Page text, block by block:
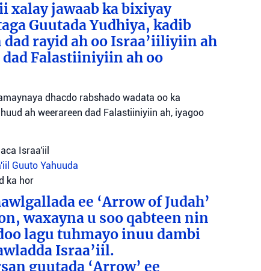
xalay jawaab ka bixiyay
Guutada Yudhiya, kadib
rayid ah oo Israa’iiliyiin ah
dad Falastiiniyiin ah oo
dhacdo rabshado wadata oo ka
ah weerareen dad Falastiiniyiin ah, iyagoo
Israa'iil
Guuto Yahuuda
ka hor
ee ‘Arrow of Judah’
waxayna u soo qabteen nin
lagu tuhmayo inuu dambi
Israa’iil.
guutada ‘Arrow’ ee